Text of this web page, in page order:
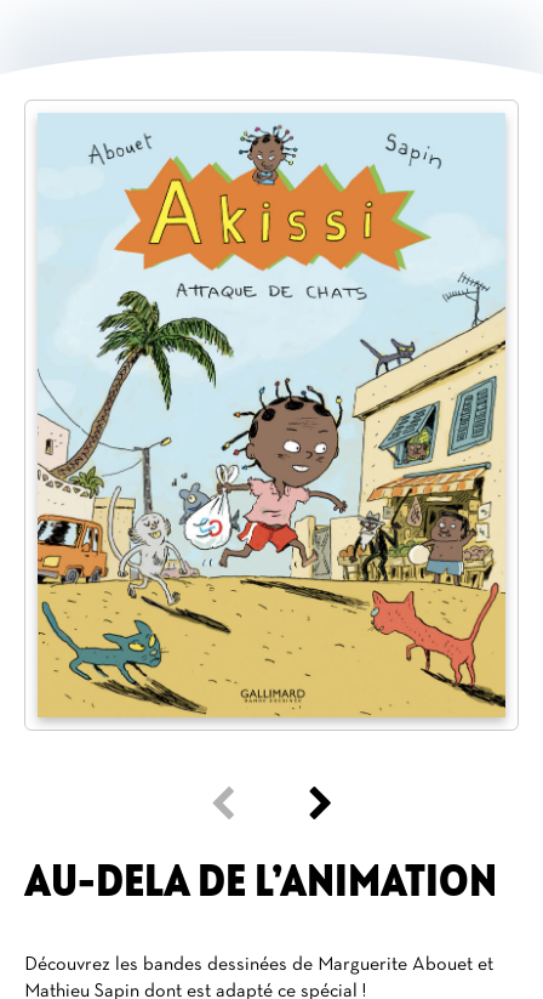
AU-DELA DE L’ANIMATION
Découvrez les bandes dessinées de Marguerite Abouet et
Mathieu Sapin dont est adapté ce spécial !